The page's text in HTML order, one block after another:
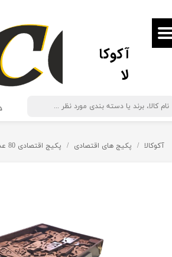
آکوکا
لا
حساب کاربری من
تغییر گذر واژه
خروج از حساب کاربری
آکوکالا پکیج های اقتصادی پکیج اقتصادی 80 عددی پلاک دخترم